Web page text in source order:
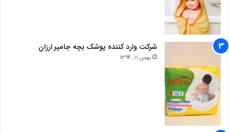
شرکت وارد کننده پوشک بچه جامپر ارزان
بهمن 11, 1394